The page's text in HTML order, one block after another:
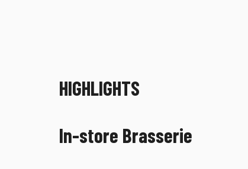
HIGHLIGHTS
In-store Brasserie